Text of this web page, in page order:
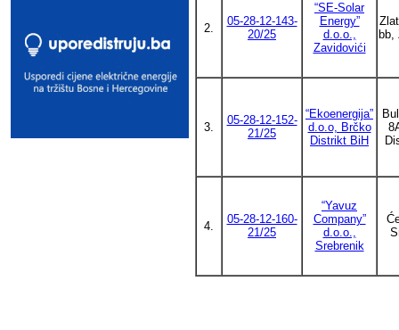
2.
05-28-12-143-
20/25
“SE-Solar
Energy”
d.o.o.,
Zavidovići
bb,
3.
05-28-12-152-
21/25
“Ekoenergija”
d.o.o, Brčko
Distrikt BiH
4.
05-28-12-160-
21/25
“Yavuz
Company”
d.o.o.,
Srebrenik